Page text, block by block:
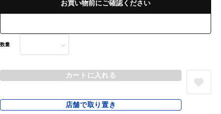
お買い物前にご確認ください
数量
カートに入れる
店舗で取り置き